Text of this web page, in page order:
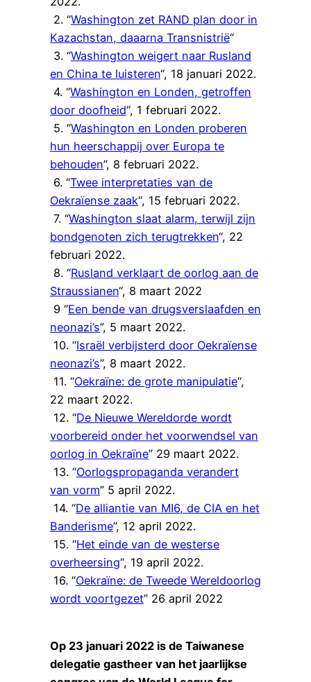
2. “Washington zet RAND plan door in
Kazachstan, daaarna Transnistrië“
3. “Washington weigert naar Rusland
en China te luisteren“, 18 januari 2022.
4. “Washington en Londen, getroffen
door doofheid“, 1 februari 2022.
5. “Washington en Londen proberen
hun heerschappij over Europa te
behouden”, 8 februari 2022.
6. “Twee interpretaties van de
Oekraïense zaak“, 15 februari 2022.
7. “Washington slaat alarm, terwijl zijn
bondgenoten zich terugtrekken“, 22
februari 2022.
8. “Rusland verklaart de oorlog aan de
Straussianen“, 8 maart 2022
9 “Een bende van drugsverslaafden en
neonazi’s”, 5 maart 2022.
10. “Israël verbijsterd door Oekraïense
neonazi’s”, 8 maart 2022.
11. “Oekraïne: de grote manipulatie“,
22 maart 2022.
12. “De Nieuwe Wereldorde wordt
voorbereid onder het voorwendsel van
oorlog in Oekraïne” 29 maart 2022.
13. “Oorlogspropaganda verandert
van vorm” 5 april 2022.
14. “De alliantie van MI6, de CIA en het
Banderisme”, 12 april 2022.
15. “Het einde van de westerse
overheersing“, 19 april 2022.
16. “Oekraïne: de Tweede Wereldoorlog
wordt voortgezet” 26 april 2022
Op 23 januari 2022 is de Taiwanese
delegatie gastheer van het jaarlijkse